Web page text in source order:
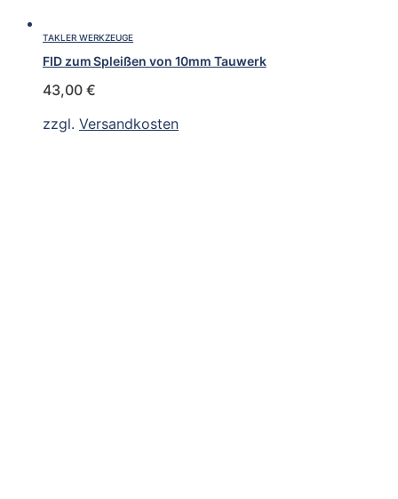
TAKLER WERKZEUGE
FID zum Spleißen von 10mm Tauwerk
43,00 €
zzgl. Versandkosten